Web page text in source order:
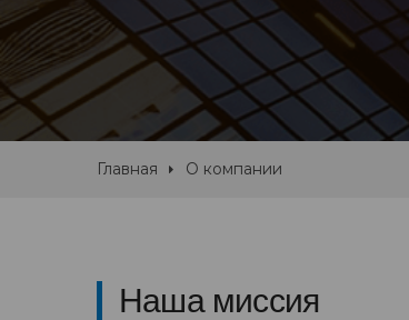
Главная О компании
Наша миссия